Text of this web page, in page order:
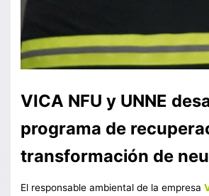
VICA NFU y UNNE
programa de
transformación de
El responsable ambiental de la empresa